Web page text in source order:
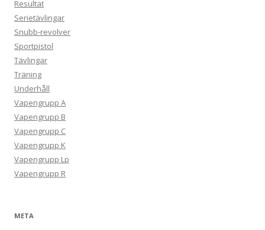
Resultat
Serietävlingar
Snubb-revolver
Sportpistol
Tävlingar
Träning
Underhåll
Vapengrupp A
Vapengrupp B
Vapengrupp C
Vapengrupp K
Vapengrupp Lp
Vapengrupp R
META